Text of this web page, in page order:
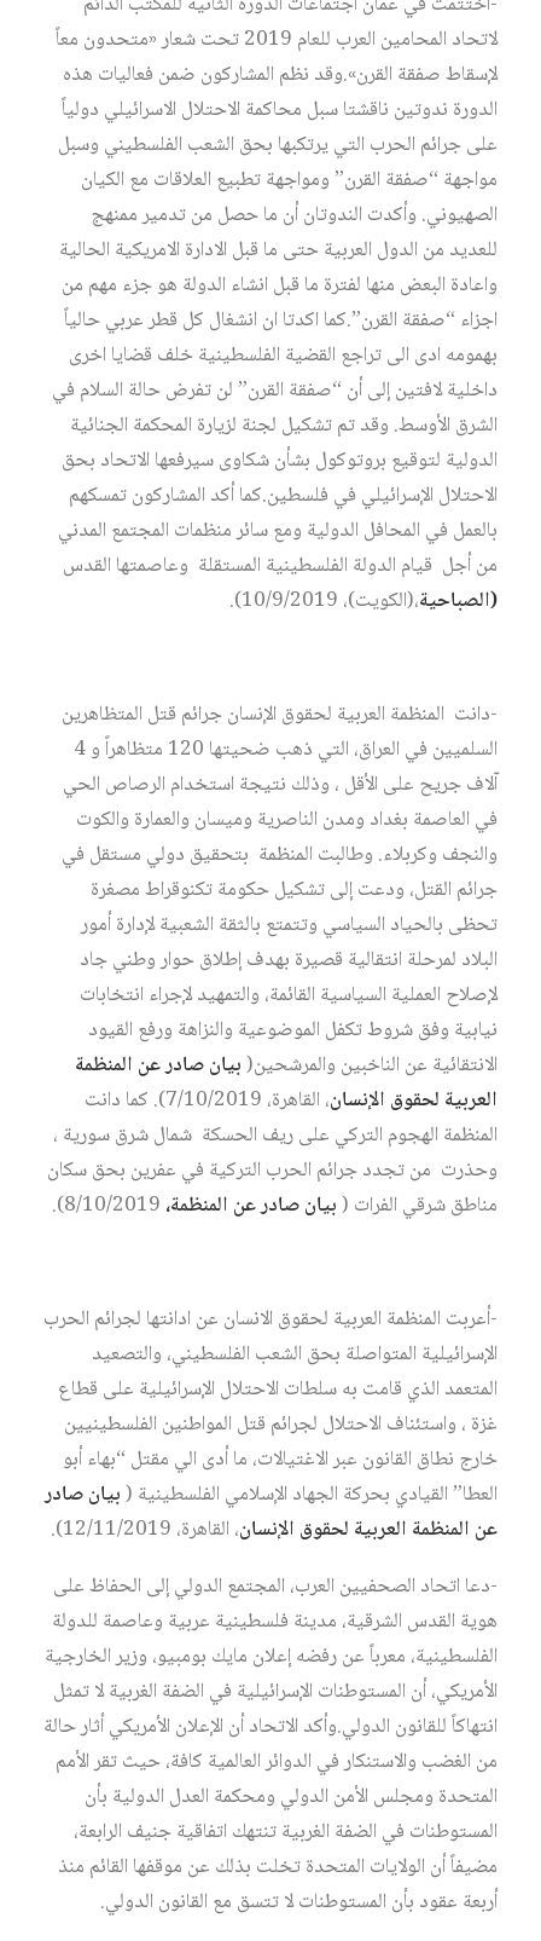
لاتحاد المحامين العرب للعام 2019 تحت شعار «متحدون معاً
لإسقاط صفقة القرن».وقد نظم المشاركون ضمن فعاليات هذه
الدورة ندوتين ناقشتا سبل محاكمة الاحتلال الاسرائيلي دولياً
على جرائم الحرب التي يرتكبها بحق الشعب الفلسطيني وسبل
مواجهة “صفقة القرن” ومواجهة تطبيع العلاقات مع الكيان
الصهيوني. وأكدت الندوتان أن ما حصل من تدمير ممنهج
للعديد من الدول العربية حتى ما قبل الادارة الامريكية الحالية
واعادة البعض منها لفترة ما قبل انشاء الدولة هو جزء مهم من
اجزاء “صفقة القرن”.كما اكدتا ان انشغال كل قطر عربي حالياً
بهمومه ادى الى تراجع القضية الفلسطينية خلف قضايا اخرى
داخلية لافتين إلى أن “صفقة القرن” لن تفرض حالة السلام في
الشرق الأوسط. وقد تم تشكيل لجنة لزيارة المحكمة الجنائية
الدولية لتوقيع بروتوكول بشأن شكاوى سيرفعها الاتحاد بحق
الاحتلال الإسرائيلي في فلسطين.كما أكد المشاركون تمسكهم
بالعمل في المحافل الدولية ومع سائر منظمات المجتمع المدني
من أجل قيام الدولة الفلسطينية المستقلة وعاصمتها القدس
(الصباحية،(الكويت)، 10/9/2019).
-دانت المنظمة العربية لحقوق الإنسان جرائم قتل المتظاهرين
السلميين في العراق، التي ذهب ضحيتها 120 متظاهراً و 4
آلاف جريح على الأقل ، وذلك نتيجة استخدام الرصاص الحي
في العاصمة بغداد ومدن الناصرية وميسان والعمارة والكوت
والنجف وكربلاء. وطالبت المنظمة بتحقيق دولي مستقل في
جرائم القتل، ودعت إلى تشكيل حكومة تكنوقراط مصغرة
تحظى بالحياد السياسي وتتمتع بالثقة الشعبية لإدارة أمور
البلاد لمرحلة انتقالية قصيرة بهدف إطلاق حوار وطني جاد
لإصلاح العملية السياسية القائمة، والتمهيد لإجراء انتخابات
نيابية وفق شروط تكفل الموضوعية والنزاهة ورفع القيود
الانتقائية عن الناخبين والمرشحين(بيان صادر عن المنظمة
العربية لحقوق الإنسان
، القاهرة، 7/10/2019). كما دانت
المنظمة الهجوم التركي على ريف الحسكة شمال شرق سورية ،
وحذرت من تجدد جرائم الحرب التركية في عفرين بحق سكان
مناطق شرقي الفرات (بيان صادر عن المنظمة، 8/10/2019).
-أعربت المنظمة العربية لحقوق الانسان عن ادانتها لجرائم الحرب
الإسرائيلية المتواصلة بحق الشعب الفلسطيني، والتصعيد
المتعمد الذي قامت به سلطات الاحتلال الإسرائيلية على قطاع
غزة ، واستئناف الاحتلال لجرائم قتل المواطنين الفلسطينيين
خارج نطاق القانون عبر الاغتيالات، ما أدى الي مقتل “بهاء أبو
العطا” القيادي بحركة الجهاد الإسلامي الفلسطينية (بيان صادر
عن المنظمة العربية لحقوق الإنسان، القاهرة، 12/11/2019).
-دعا اتحاد الصحفيين العرب، المجتمع الدولي إلى الحفاظ على
هوية القدس الشرقية، مدينة فلسطينية عربية وعاصمة للدولة
الفلسطينية، معرباً عن رفضه إعلان مايك بومبيو، وزير الخارجية
الأمريكي، أن المستوطنات الإسرائيلية في الضفة الغربية لا تمثل
انتهاكاً للقانون الدولي.وأكد الاتحاد أن الإعلان الأمريكي أثار حالة
من الغضب والاستنكار في الدوائر العالمية كافة، حيث تقر الأمم
المتحدة ومجلس الأمن الدولي ومحكمة العدل الدولية بأن
المستوطنات في الضفة الغربية تنتهك اتفاقية جنيف الرابعة،
مضيفاً أن الولايات المتحدة تخلت بذلك عن موقفها القائم منذ
أربعة عقود بأن المستوطنات لا تتسق مع القانون الدولي.